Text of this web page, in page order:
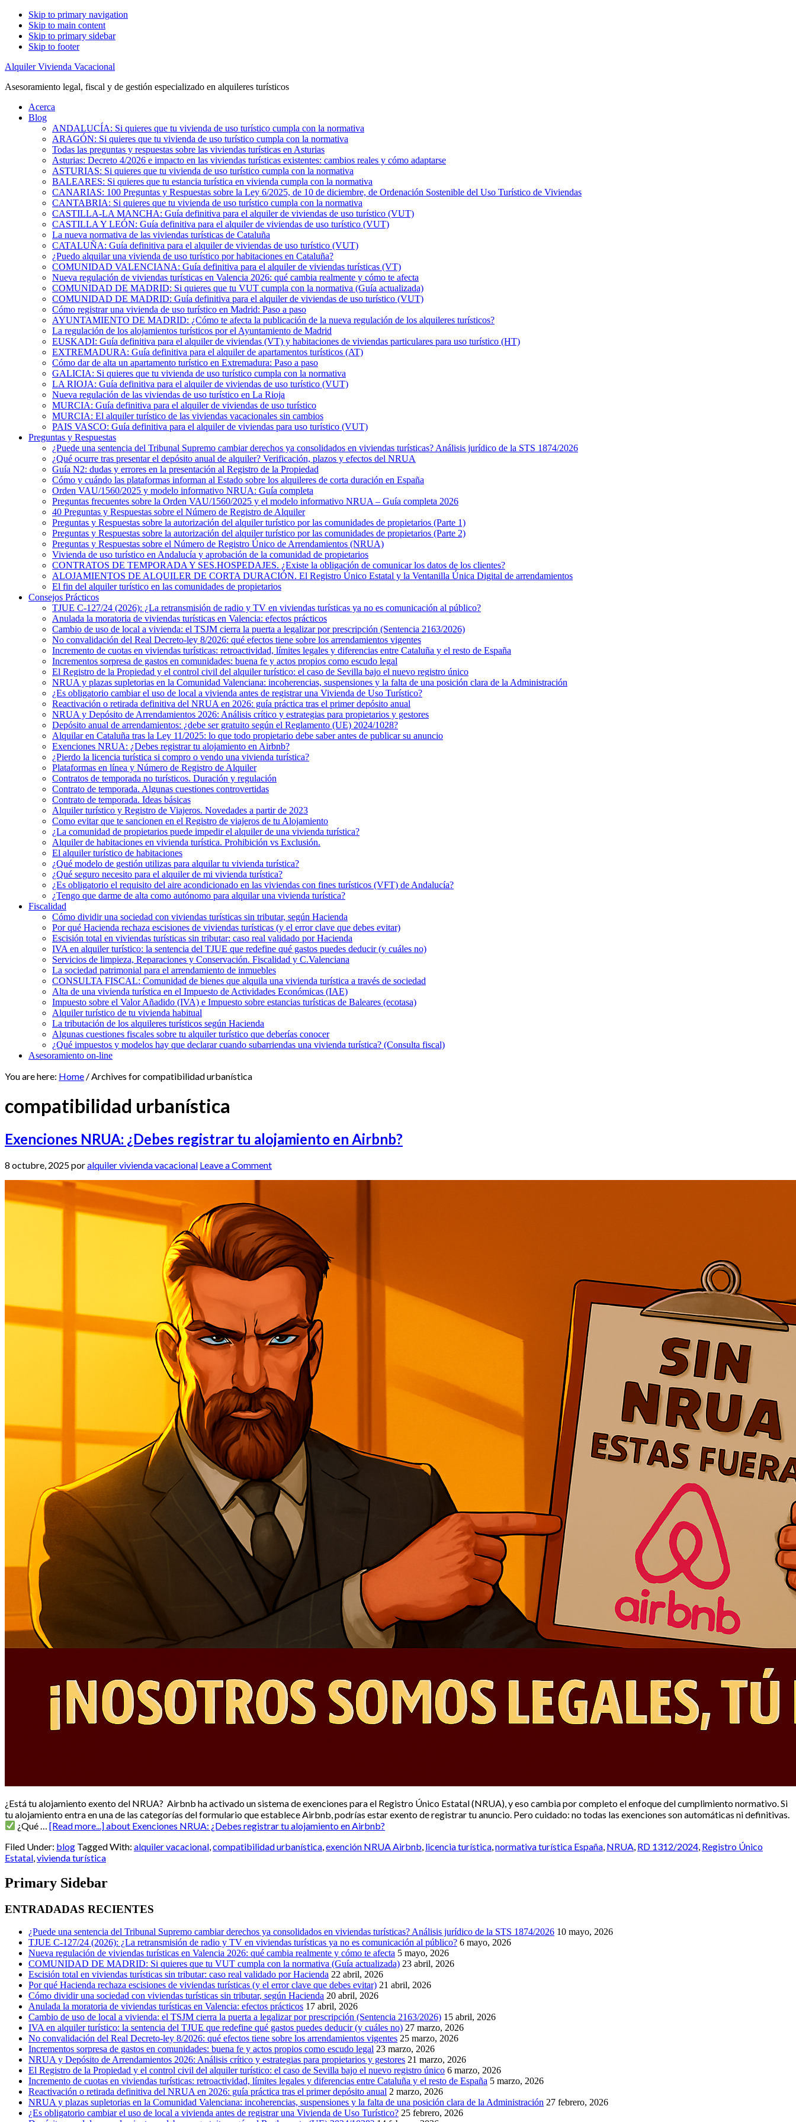
Skip to primary navigation
Skip to main content
Skip to primary sidebar
Skip to footer
Alquiler Vivienda Vacacional
Asesoramiento legal, fiscal y de gestión especializado en alquileres turísticos
Acerca
Blog
ANDALUCÍA: Si quieres que tu vivienda de uso turístico cumpla con la normativa
ARAGÓN: Si quieres que tu vivienda de uso turístico cumpla con la normativa
Todas las preguntas y respuestas sobre las viviendas turísticas en Asturias
Asturias: Decreto 4/2026 e impacto en las viviendas turísticas existentes: cambios reales y cómo adaptarse
ASTURIAS: Si quieres que tu vivienda de uso turístico cumpla con la normativa
BALEARES: Si quieres que tu estancia turística en vivienda cumpla con la normativa
CANARIAS: 100 Preguntas y Respuestas sobre la Ley 6/2025, de 10 de diciembre, de Ordenación Sostenible del Uso Turístico de Viviendas
CANTABRIA: Si quieres que tu vivienda de uso turístico cumpla con la normativa
CASTILLA-LA MANCHA: Guía definitiva para el alquiler de viviendas de uso turístico (VUT)
CASTILLA Y LEÓN: Guía definitiva para el alquiler de viviendas de uso turístico (VUT)
La nueva normativa de las viviendas turísticas de Cataluña
CATALUÑA: Guía definitiva para el alquiler de viviendas de uso turístico (VUT)
¿Puedo alquilar una vivienda de uso turístico por habitaciones en Cataluña?
COMUNIDAD VALENCIANA: Guía definitiva para el alquiler de viviendas turísticas (VT)
Nueva regulación de viviendas turísticas en Valencia 2026: qué cambia realmente y cómo te afecta
COMUNIDAD DE MADRID: Si quieres que tu VUT cumpla con la normativa (Guía actualizada)
COMUNIDAD DE MADRID: Guía definitiva para el alquiler de viviendas de uso turístico (VUT)
Cómo registrar una vivienda de uso turístico en Madrid: Paso a paso
AYUNTAMIENTO DE MADRID: ¿Cómo te afecta la publicación de la nueva regulación de los alquileres turísticos?
La regulación de los alojamientos turísticos por el Ayuntamiento de Madrid
EUSKADI: Guía definitiva para el alquiler de viviendas (VT) y habitaciones de viviendas particulares para uso turístico (HT)
EXTREMADURA: Guía definitiva para el alquiler de apartamentos turísticos (AT)
Cómo dar de alta un apartamento turístico en Extremadura: Paso a paso
GALICIA: Si quieres que tu vivienda de uso turístico cumpla con la normativa
LA RIOJA: Guía definitiva para el alquiler de viviendas de uso turístico (VUT)
Nueva regulación de las viviendas de uso turístico en La Rioja
MURCIA: Guía definitiva para el alquiler de viviendas de uso turístico
MURCIA: El alquiler turístico de las viviendas vacacionales sin cambios
PAIS VASCO: Guía definitiva para el alquiler de viviendas para uso turístico (VUT)
Preguntas y Respuestas
¿Puede una sentencia del Tribunal Supremo cambiar derechos ya consolidados en viviendas turísticas? Análisis jurídico de la STS 1874/2026
¿Qué ocurre tras presentar el depósito anual de alquiler? Verificación, plazos y efectos del NRUA
Guía N2: dudas y errores en la presentación al Registro de la Propiedad
Cómo y cuándo las plataformas informan al Estado sobre los alquileres de corta duración en España
Orden VAU/1560/2025 y modelo informativo NRUA: Guía completa
Preguntas frecuentes sobre la Orden VAU/1560/2025 y el modelo informativo NRUA – Guía completa 2026
40 Preguntas y Respuestas sobre el Número de Registro de Alquiler
Preguntas y Respuestas sobre la autorización del alquiler turístico por las comunidades de propietarios (Parte 1)
Preguntas y Respuestas sobre la autorización del alquiler turístico por las comunidades de propietarios (Parte 2)
Preguntas y Respuestas sobre el Número de Registro Único de Arrendamientos (NRUA)
Vivienda de uso turístico en Andalucía y aprobación de la comunidad de propietarios
CONTRATOS DE TEMPORADA Y SES.HOSPEDAJES. ¿Existe la obligación de comunicar los datos de los clientes?
ALOJAMIENTOS DE ALQUILER DE CORTA DURACIÓN. El Registro Único Estatal y la Ventanilla Única Digital de arrendamientos
El fin del alquiler turístico en las comunidades de propietarios
Consejos Prácticos
TJUE C-127/24 (2026): ¿La retransmisión de radio y TV en viviendas turísticas ya no es comunicación al público?
Anulada la moratoria de viviendas turísticas en Valencia: efectos prácticos
Cambio de uso de local a vivienda: el TSJM cierra la puerta a legalizar por prescripción (Sentencia 2163/2026)
No convalidación del Real Decreto-ley 8/2026: qué efectos tiene sobre los arrendamientos vigentes
Incremento de cuotas en viviendas turísticas: retroactividad, límites legales y diferencias entre Cataluña y el resto de España
Incrementos sorpresa de gastos en comunidades: buena fe y actos propios como escudo legal
El Registro de la Propiedad y el control civil del alquiler turístico: el caso de Sevilla bajo el nuevo registro único
NRUA y plazas supletorias en la Comunidad Valenciana: incoherencias, suspensiones y la falta de una posición clara de la Administración
¿Es obligatorio cambiar el uso de local a vivienda antes de registrar una Vivienda de Uso Turístico?
Reactivación o retirada definitiva del NRUA en 2026: guía práctica tras el primer depósito anual
NRUA y Depósito de Arrendamientos 2026: Análisis crítico y estrategias para propietarios y gestores
Depósito anual de arrendamientos: ¿debe ser gratuito según el Reglamento (UE) 2024/1028?
Alquilar en Cataluña tras la Ley 11/2025: lo que todo propietario debe saber antes de publicar su anuncio
Exenciones NRUA: ¿Debes registrar tu alojamiento en Airbnb?
¿Pierdo la licencia turística si compro o vendo una vivienda turística?
Plataformas en línea y Número de Registro de Alquiler
Contratos de temporada no turísticos. Duración y regulación
Contrato de temporada. Algunas cuestiones controvertidas
Contrato de temporada. Ideas básicas
Alquiler turístico y Registro de Viajeros. Novedades a partir de 2023
Como evitar que te sancionen en el Registro de viajeros de tu Alojamiento
¿La comunidad de propietarios puede impedir el alquiler de una vivienda turística?
Alquiler de habitaciones en vivienda turística. Prohibición vs Exclusión.
El alquiler turístico de habitaciones
¿Qué modelo de gestión utilizas para alquilar tu vivienda turística?
¿Qué seguro necesito para el alquiler de mi vivienda turística?
¿Es obligatorio el requisito del aire acondicionado en las viviendas con fines turísticos (VFT) de Andalucía?
¿Tengo que darme de alta como autónomo para alquilar una vivienda turística?
Fiscalidad
Cómo dividir una sociedad con viviendas turísticas sin tributar, según Hacienda
Por qué Hacienda rechaza escisiones de viviendas turísticas (y el error clave que debes evitar)
Escisión total en viviendas turísticas sin tributar: caso real validado por Hacienda
IVA en alquiler turístico: la sentencia del TJUE que redefine qué gastos puedes deducir (y cuáles no)
Servicios de limpieza, Reparaciones y Conservación. Fiscalidad y C.Valenciana
La sociedad patrimonial para el arrendamiento de inmuebles
CONSULTA FISCAL: Comunidad de bienes que alquila una vivienda turística a través de sociedad
Alta de una vivienda turística en el Impuesto de Actividades Económicas (IAE)
Impuesto sobre el Valor Añadido (IVA) e Impuesto sobre estancias turísticas de Baleares (ecotasa)
Alquiler turístico de tu vivienda habitual
La tributación de los alquileres turísticos según Hacienda
Algunas cuestiones fiscales sobre tu alquiler turístico que deberías conocer
¿Qué impuestos y modelos hay que declarar cuando subarriendas una vivienda turística? (Consulta fiscal)
Asesoramiento on-line
You are here: Home /Archives for compatibilidad urbanística
compatibilidad urbanística
Exenciones NRUA: ¿Debes registrar tu alojamiento en Airbnb?
8 octubre, 2025poralquiler vivienda vacacional Leave a Comment
¿Está tu alojamiento exento del NRUA? Airbnb ha activado un sistema de exenciones para el Registro Único Estatal (NRUA), y eso cambia por completo el enfoque del cumplimiento normativo. Si
tu alojamiento entra en una de las categorías del formulario que establece Airbnb, podrías estar exento de registrar tu anuncio. Pero cuidado: no todas las exenciones son automáticas ni definitivas.
¿Qué …[Read more...]about Exenciones NRUA: ¿Debes registrar tu alojamiento en Airbnb?
Filed Under: blog Tagged With: alquiler vacacional compatibilidad urbanística exención NRUA Airbnb licencia turística normativa turística España NRUA RD 1312/2024 Registro Único
Estatal vivienda turística
Primary Sidebar
ENTRADADAS RECIENTES
¿Puede una sentencia del Tribunal Supremo cambiar derechos ya consolidados en viviendas turísticas? Análisis jurídico de la STS 1874/2026 10 mayo, 2026
TJUE C-127/24 (2026): ¿La retransmisión de radio y TV en viviendas turísticas ya no es comunicación al público? 6 mayo, 2026
Nueva regulación de viviendas turísticas en Valencia 2026: qué cambia realmente y cómo te afecta 5 mayo, 2026
COMUNIDAD DE MADRID: Si quieres que tu VUT cumpla con la normativa (Guía actualizada) 23 abril, 2026
Escisión total en viviendas turísticas sin tributar: caso real validado por Hacienda 22 abril, 2026
Por qué Hacienda rechaza escisiones de viviendas turísticas (y el error clave que debes evitar) 21 abril, 2026
Cómo dividir una sociedad con viviendas turísticas sin tributar, según Hacienda 20 abril, 2026
Anulada la moratoria de viviendas turísticas en Valencia: efectos prácticos 17 abril, 2026
Cambio de uso de local a vivienda: el TSJM cierra la puerta a legalizar por prescripción (Sentencia 2163/2026) 15 abril, 2026
IVA en alquiler turístico: la sentencia del TJUE que redefine qué gastos puedes deducir (y cuáles no) 27 marzo, 2026
No convalidación del Real Decreto-ley 8/2026: qué efectos tiene sobre los arrendamientos vigentes 25 marzo, 2026
Incrementos sorpresa de gastos en comunidades: buena fe y actos propios como escudo legal 23 marzo, 2026
NRUA y Depósito de Arrendamientos 2026: Análisis crítico y estrategias para propietarios y gestores 21 marzo, 2026
El Registro de la Propiedad y el control civil del alquiler turístico: el caso de Sevilla bajo el nuevo registro único 6 marzo, 2026
Incremento de cuotas en viviendas turísticas: retroactividad, límites legales y diferencias entre Cataluña y el resto de España 5 marzo, 2026
Reactivación o retirada definitiva del NRUA en 2026: guía práctica tras el primer depósito anual 2 marzo, 2026
NRUA y plazas supletorias en la Comunidad Valenciana: incoherencias, suspensiones y la falta de una posición clara de la Administración 27 febrero, 2026
¿Es obligatorio cambiar el uso de local a vivienda antes de registrar una Vivienda de Uso Turístico? 25 febrero, 2026